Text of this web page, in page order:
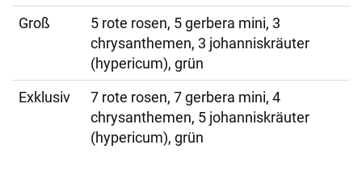
Groß
5 rote rosen, 5 gerbera mini, 3
chrysanthemen, 3 johanniskräuter
(hypericum), grün
Exklusiv
7 rote rosen, 7 gerbera mini, 4
chrysanthemen, 5 johanniskräuter
(hypericum), grün